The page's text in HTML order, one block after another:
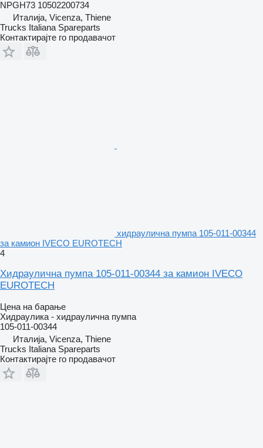
NPGH73 10502200734
Италија, Vicenza, Thiene
Trucks Italiana Spareparts
Контактирајте го продавачот
хидраулична пумпа 105-011-00344
за камион IVECO EUROTECH
4
Хидраулична пумпа 105-011-00344 за камион IVECO
EUROTECH
Цена на барање
Хидраулика - хидраулична пумпа
105-011-00344
Италија, Vicenza, Thiene
Trucks Italiana Spareparts
Контактирајте го продавачот